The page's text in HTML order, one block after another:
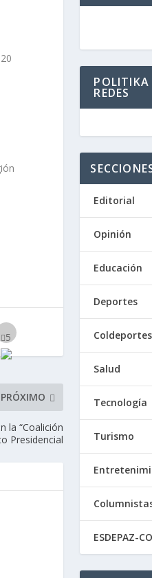
PRÓXIMO
la “Coalición
Presidencial
POLITIKA
REDES
Editorial
Opinión
Educación
Deportes
Coldeportes
Salud
Tecnología
Turismo
ESDEPAZ-